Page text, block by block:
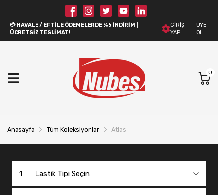
💳 HAVALE / EFT ILE ÖDEMELERDE %6 İNDIRIM |
ÜCRETSIZ TESLIMAT!
GIRIŞ
YAP
ÜYE
OL
0
Anasayfa Tüm Koleksiyonlar Atlas
1 Lastik Tipi Seçin